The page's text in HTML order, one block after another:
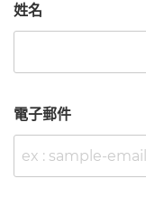
姓名
電子郵件